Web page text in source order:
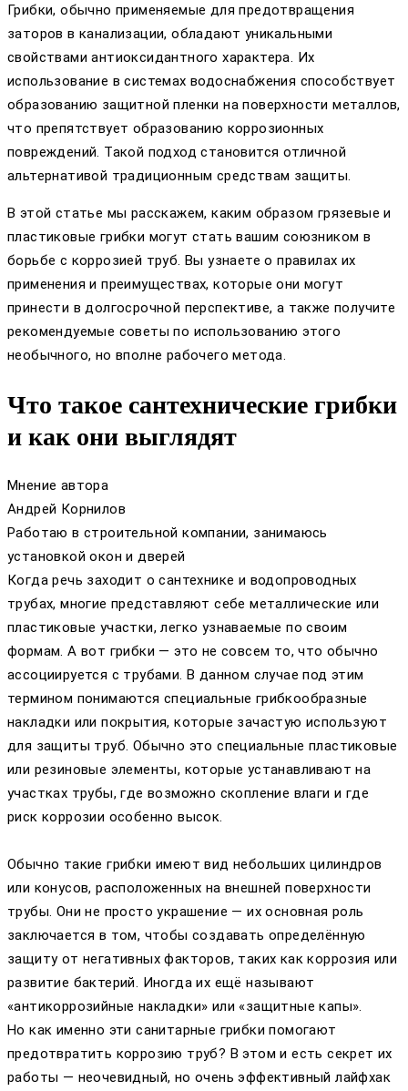
Грибки, обычно применяемые для предотвращения
заторов в канализации, обладают уникальными
свойствами антиоксидантного характера. Их
использование в системах водоснабжения способствует
образованию защитной пленки на поверхности металлов,
что препятствует образованию коррозионных
повреждений. Такой подход становится отличной
альтернативой традиционным средствам защиты.
В этой статье мы расскажем, каким образом грязевые и
пластиковые грибки могут стать вашим союзником в
борьбе с коррозией труб. Вы узнаете о правилах их
применения и преимуществах, которые они могут
принести в долгосрочной перспективе, а также получите
рекомендуемые советы по использованию этого
необычного, но вполне рабочего метода.
Что такое сантехнические грибки
и как они выглядят
Мнение автора
Андрей Корнилов
Работаю в строительной компании, занимаюсь
установкой окон и дверей
Когда речь заходит о сантехнике и водопроводных
трубах, многие представляют себе металлические или
пластиковые участки, легко узнаваемые по своим
формам. А вот грибки — это не совсем то, что обычно
ассоциируется с трубами. В данном случае под этим
термином понимаются специальные грибкообразные
накладки или покрытия, которые зачастую используют
для защиты труб. Обычно это специальные пластиковые
или резиновые элементы, которые устанавливают на
участках трубы, где возможно скопление влаги и где
риск коррозии особенно высок.
Обычно такие грибки имеют вид небольших цилиндров
или конусов, расположенных на внешней поверхности
трубы. Они не просто украшение — их основная роль
заключается в том, чтобы создавать определённую
защиту от негативных факторов, таких как коррозия или
развитие бактерий. Иногда их ещё называют
«антикоррозийные накладки» или «защитные капы».
Но как именно эти санитарные грибки помогают
предотвратить коррозию труб? В этом и есть секрет их
работы — неочевидный, но очень эффективный лайфхак